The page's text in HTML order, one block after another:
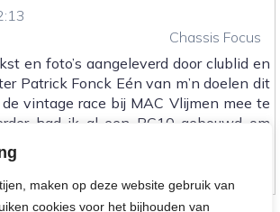
maken op deze website gebruik van
cookies voor het bijhouden van
Chassis Focus
en foto’s aangeleverd door clublid en
Patrick Fonck Eén van m’n doelen dit
vintage race bij MAC Vlijmen mee te
had ik al een RC10 gebouwd om